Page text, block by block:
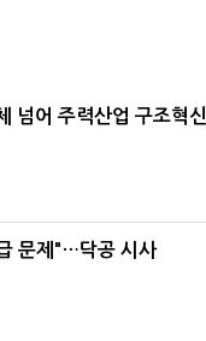
넘어 주력산업 구조혁신
문제"…닥공 시사